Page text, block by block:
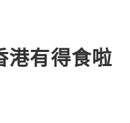
港有得食啦